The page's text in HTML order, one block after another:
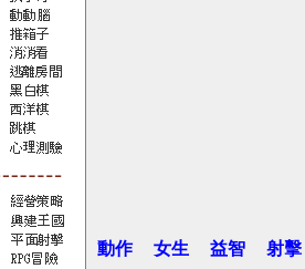
動作 女生 益智
射擊